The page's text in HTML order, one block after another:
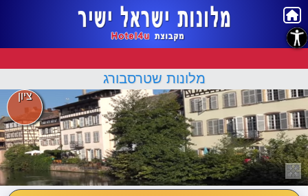
מלונות שטרסבורג
ציון
נגישות